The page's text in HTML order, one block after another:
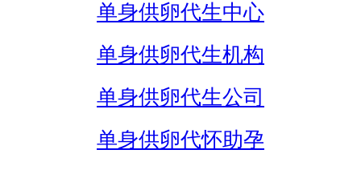
单身供卵代生中心
单身供卵代生机构
单身供卵代生公司
单身供卵代怀助孕